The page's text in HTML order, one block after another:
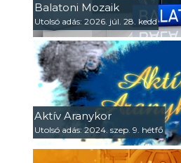
Balatoni Mozaik
Utolsó adás: 2026. júl. 28. kedd
Aktív Aranykor
Utolsó adás: 2024. szep. 9. hétfő